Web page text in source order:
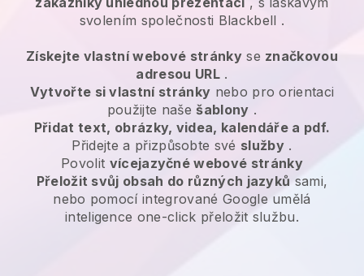
svolením společnosti Blackbell .
Získejte vlastní webové stránkyse značkovou
adresou URL.
Vytvořte si vlastní stránky nebo pro orientaci
použijte naše šablony .
Přidat text, obrázky, videa, kalendáře a pdf.
Přidejte a přizpůsobte své služby.
Povolit vícejazyčné webové stránky
Přeložit svůj obsah do různých jazyků sami,
nebo pomocí integrované Google umělá
inteligence one-click přeložit službu.